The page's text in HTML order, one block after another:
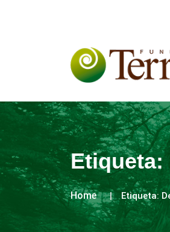
Etiqueta:
Home Etiqueta: